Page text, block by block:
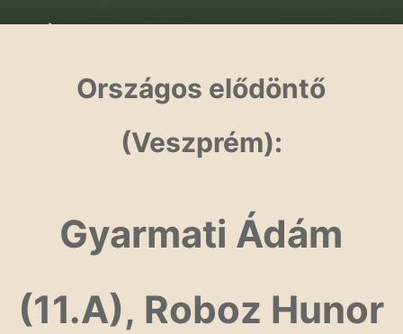
Kezdőoldal
Országos elődöntő
(Veszprém):
Gyarmati Ádám
(11.A), Roboz Hunor